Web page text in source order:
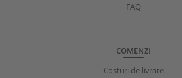
FAQ
COMENZI
Costuri de livrare